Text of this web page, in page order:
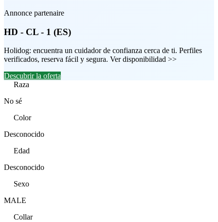
Annonce partenaire
HD - CL - 1 (ES)
Holidog: encuentra un cuidador de confianza cerca de ti. Perfiles
verificados, reserva fácil y segura. Ver disponibilidad >>
Descubrir la oferta
Raza
No sé
Color
Desconocido
Edad
Desconocido
Sexo
MALE
Collar